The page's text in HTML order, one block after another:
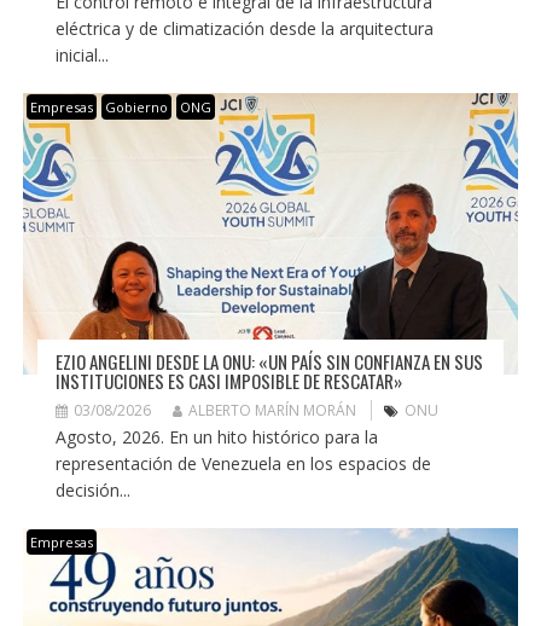
eléctrica y de climatización desde la arquitectura
inicial...
Empresas Gobierno ONG
EZIO ANGELINI DESDE LA ONU: «UN PAÍS SIN CONFIANZA EN SUS
INSTITUCIONES ES CASI IMPOSIBLE DE RESCATAR»
03/08/2026 ALBERTO MARÍN MORÁN ONU
Agosto, 2026. En un hito histórico para la
representación de Venezuela en los espacios de
decisión...
Empresas